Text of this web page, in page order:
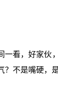
看，好家
不是嘴硬，